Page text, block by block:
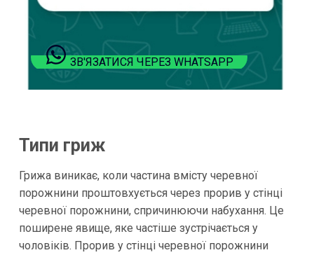
ЗВ'ЯЗАТИСЯ ЧЕРЕЗ WHATSAPP
Типи гриж
Грижа виникає, коли частина вмісту черевної
порожнини проштовхується через прорив у стінці
черевної порожнини, спричинюючи набухання. Це
поширене явище, яке частіше зустрічається у
чоловіків. Прорив у стінці черевної порожнини